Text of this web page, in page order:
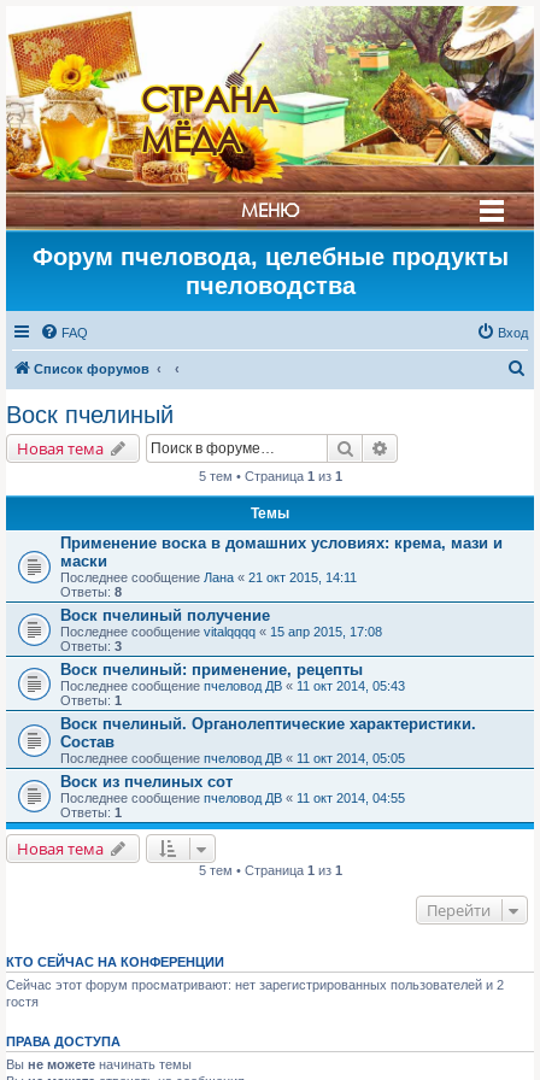
СТРАНА
МЁДА
МЕНЮ
Форум пчеловода, целебные продукты
пчеловодства
FAQ Вход
Список форумов
Воск пчелиный
Новая тема Поиск
5 тем • Страница 1 из 1
Темы
Применение воска в домашних условиях: крема, мази и
маски
Последнее сообщение Лана « 21 окт 2015, 14:11
Ответы: 8
Воск пчелиный получение
Последнее сообщение vitalqqqq « 15 апр 2015, 17:08
Ответы: 3
Воск пчелиный: применение, рецепты
Последнее сообщение пчеловод ДВ « 11 окт 2014, 05:43
Ответы: 1
Воск пчелиный. Органолептические характеристики.
Состав
Последнее сообщение пчеловод ДВ « 11 окт 2014, 05:05
Воск из пчелиных сот
Последнее сообщение пчеловод ДВ « 11 окт 2014, 04:55
Ответы: 1
Новая тема
5 тем • Страница 1 из 1
Перейти
КТО СЕЙЧАС НА КОНФЕРЕНЦИИ
Сейчас этот форум просматривают: нет зарегистрированных пользователей и 2
гостя
ПРАВА ДОСТУПА
Вы не можете начинать темы